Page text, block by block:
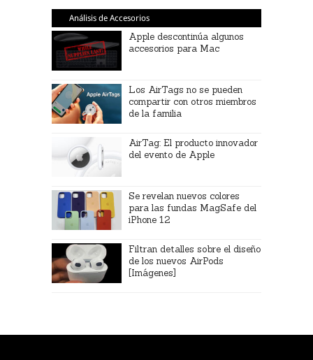
Análisis de Accesorios
Apple descontinúa algunos
accesorios para Mac
Los AirTags no se pueden
compartir con otros miembros
de la familia
AirTag: El producto innovador
del evento de Apple
Se revelan nuevos colores
para las fundas MagSafe del
iPhone 12
Filtran detalles sobre el diseño
de los nuevos AirPods
[Imágenes]